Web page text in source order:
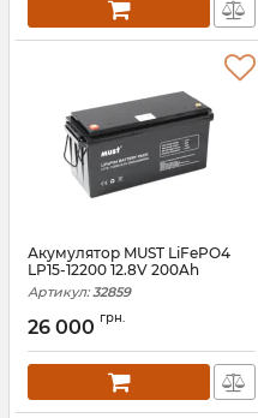
Акумулятор MUST LiFePO4
LP15-12200 12.8V 200Ah
Артикул: 32859
26 000 грн.